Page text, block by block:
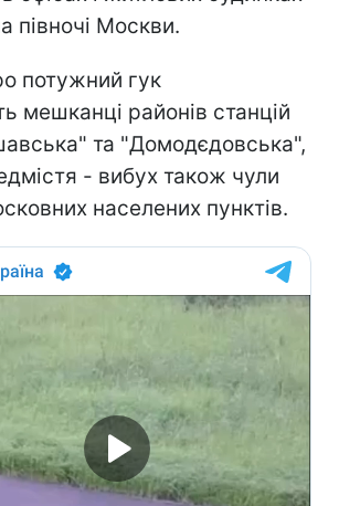
півночі Москви.
потужний гук
мешканці районів станцій
та "Домодєдовська",
- вибух також чули
населених пунктів.